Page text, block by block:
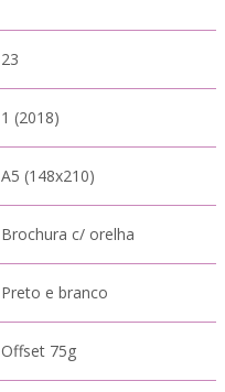
23
1 (2018)
A5 (148x210)
Brochura c/ orelha
Preto e branco
Offset 75g